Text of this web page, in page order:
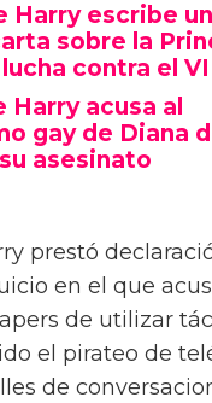
Harry escribe
sobre la
contra el
Harry acusa al
gay de Diana
asesinato
prestó
en el que
de utilizar
el pirateo de
de